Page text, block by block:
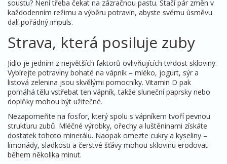
soustu? Není třeba čekat na zázračnou pastu. Stačí pár změn v
každodenním režimu a výběru potravin, abyste svému úsměvu
dali pořádný impuls.
Strava, která posiluje zuby
Jídlo je jedním z největších faktorů ovlivňujících tvrdost skloviny.
Vybírejte potraviny bohaté na vápník – mléko, jogurt, sýr a
listová zelenina jsou skvělými pomocníky. Vitamin D pak
pomáhá tělu vstřebat ten vápník, takže sluneční paprsky nebo
doplňky mohou být užitečné.
Nezapomeňte na fosfor, který spolu s vápníkem tvoří pevnou
strukturu zubů. Mléčné výrobky, ořechy a luštěninami získáte
dostatek tohoto minerálu. Naopak omezte cukry a kyseliny –
limonády, sladkosti a čerstvé šťávy mohou sklovinu erodovat
během několika minut.